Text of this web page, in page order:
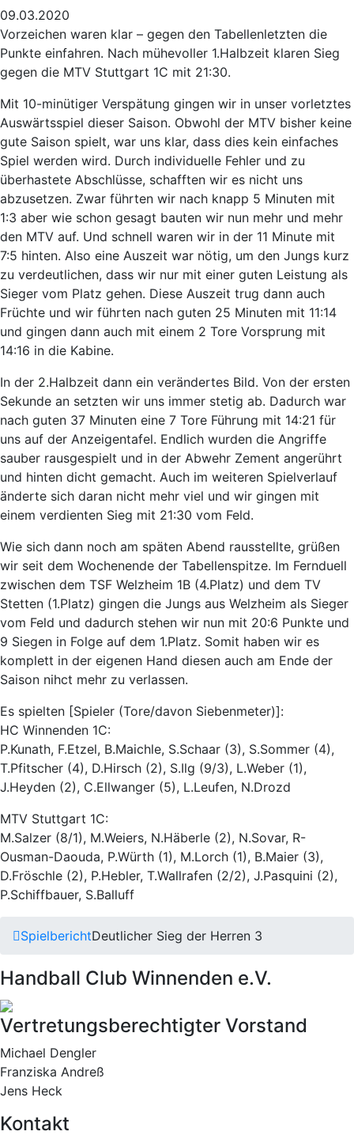
09.03.2020
Vorzeichen waren klar – gegen den Tabellenletzten die
Punkte einfahren. Nach mühevoller 1.Halbzeit klaren Sieg
gegen die MTV Stuttgart 1C mit 21:30.
Mit 10-minütiger Verspätung gingen wir in unser vorletztes
Auswärtsspiel dieser Saison. Obwohl der MTV bisher keine
gute Saison spielt, war uns klar, dass dies kein einfaches
Spiel werden wird. Durch individuelle Fehler und zu
überhastete Abschlüsse, schafften wir es nicht uns
abzusetzen. Zwar führten wir nach knapp 5 Minuten mit
1:3 aber wie schon gesagt bauten wir nun mehr und mehr
den MTV auf. Und schnell waren wir in der 11 Minute mit
7:5 hinten. Also eine Auszeit war nötig, um den Jungs kurz
zu verdeutlichen, dass wir nur mit einer guten Leistung als
Sieger vom Platz gehen. Diese Auszeit trug dann auch
Früchte und wir führten nach guten 25 Minuten mit 11:14
und gingen dann auch mit einem 2 Tore Vorsprung mit
14:16 in die Kabine.
In der 2.Halbzeit dann ein verändertes Bild. Von der ersten
Sekunde an setzten wir uns immer stetig ab. Dadurch war
nach guten 37 Minuten eine 7 Tore Führung mit 14:21 für
uns auf der Anzeigentafel. Endlich wurden die Angriffe
sauber rausgespielt und in der Abwehr Zement angerührt
und hinten dicht gemacht. Auch im weiteren Spielverlauf
änderte sich daran nicht mehr viel und wir gingen mit
einem verdienten Sieg mit 21:30 vom Feld.
Wie sich dann noch am späten Abend rausstellte, grüßen
wir seit dem Wochenende der Tabellenspitze. Im Fernduell
zwischen dem TSF Welzheim 1B (4.Platz) und dem TV
Stetten (1.Platz) gingen die Jungs aus Welzheim als Sieger
vom Feld und dadurch stehen wir nun mit 20:6 Punkte und
9 Siegen in Folge auf dem 1.Platz. Somit haben wir es
komplett in der eigenen Hand diesen auch am Ende der
Saison nihct mehr zu verlassen.
Es spielten [Spieler (Tore/davon Siebenmeter)]:
HC Winnenden 1C:
P.Kunath, F.Etzel, B.Maichle, S.Schaar (3), S.Sommer (4),
T.Pfitscher (4), D.Hirsch (2), S.Ilg (9/3), L.Weber (1),
J.Heyden (2), C.Ellwanger (5), L.Leufen, N.Drozd
MTV Stuttgart 1C:
M.Salzer (8/1), M.Weiers, N.Häberle (2), N.Sovar, R-
Ousman-Daouda, P.Würth (1), M.Lorch (1), B.Maier (3),
D.Fröschle (2), P.Hebler, T.Wallrafen (2/2), J.Pasquini (2),
P.Schiffbauer, S.Balluff
SpielberichtDeutlicher Sieg der Herren 3
Handball Club Winnenden e.V.
Vertretungsberechtigter Vorstand
Michael Dengler
Franziska Andreß
Jens Heck
Kontakt